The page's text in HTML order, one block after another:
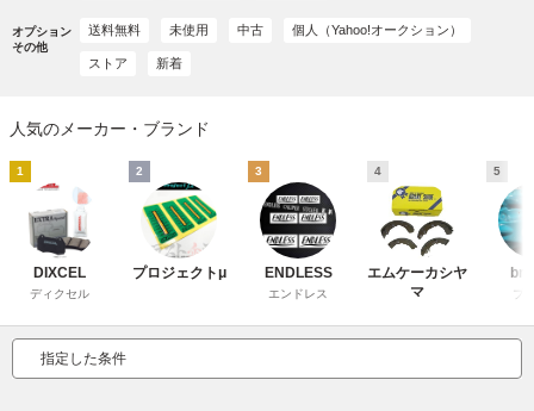
オプション
その他
送料無料 未使用 中古 個人（Yahoo!オークション）
ストア 新着
人気のメーカー・ブランド
1
DIXCEL
ディクセル
2
プロジェクトμ
3
ENDLESS
エンドレス
4
エムケーカシヤ
マ
5
ブ
指定した条件